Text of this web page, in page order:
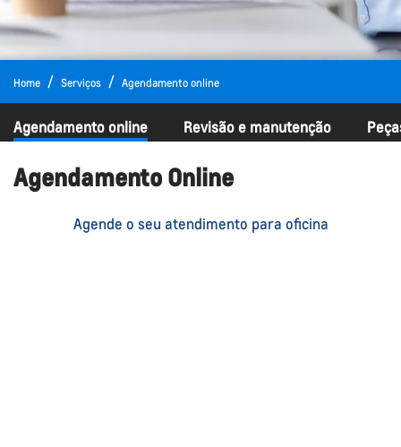
Home Serviços Agendamento online
Agendamento online Revisão e manutenção
Agendamento Online
Agende o seu atendimento para oficina